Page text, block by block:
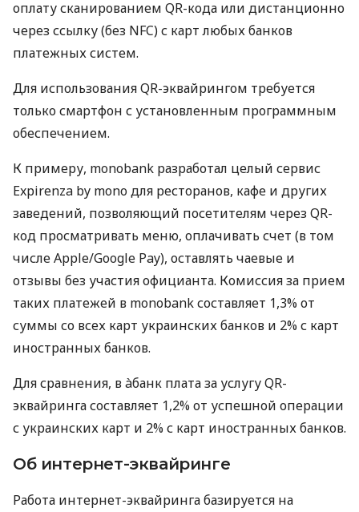
оплату сканированием QR-кода или дистанционно
через ссылку (без NFC) с карт любых банков
платежных систем.
Для использования QR-эквайрингом требуется
только смартфон с установленным программным
обеспечением.
К примеру, monobank разработал целый сервис
Expirenza by mono для ресторанов, кафе и других
заведений, позволяющий посетителям через QR-
код просматривать меню, оплачивать счет (в том
числе Apple/Google Pay), оставлять чаевые и
отзывы без участия официанта. Комиссия за прием
таких платежей в monobank составляет 1,3% от
суммы со всех карт украинских банков и 2% с карт
иностранных банков.
Для сравнения, в àбанк плата за услугу QR-
эквайринга составляет 1,2% от успешной операции
с украинских карт и 2% с карт иностранных банков.
Об интернет-эквайринге
Работа интернет-эквайринга базируется на